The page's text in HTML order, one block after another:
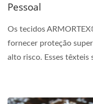
Pessoal
Os tecidos
fornecer proteção
alto risco. Esses têxteis